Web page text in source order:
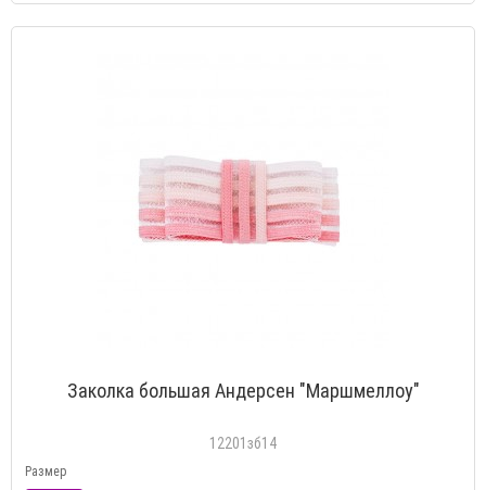
Заколка большая Андерсен "Маршмеллоу"
12201зб14
Размер